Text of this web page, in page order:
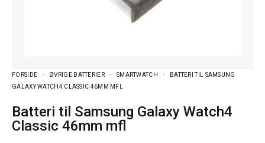
FORSIDE ØVRIGE BATTERIER SMARTWATCH
BATTERI TIL SAMSUNG
GALAXY WATCH4 CLASSIC 46MM MFL
Batteri til Samsung Galaxy Watch4
Classic 46mm mfl